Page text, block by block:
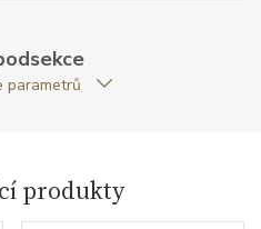
průhledné
nerezová ocel / PVD
parametrů
produkty